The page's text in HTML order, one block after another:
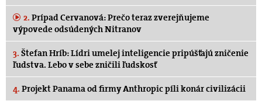
2. Prípad Cervanová: Prečo teraz zverejňujeme
výpovede odsúdených Nitranov
3. Štefan Hríb: Lídri umelej inteligencie pripúšťajú zničenie
ľudstva. Lebo v sebe zničili ľudskosť
4. Projekt Panama od firmy Anthropic píli konár civilizácii